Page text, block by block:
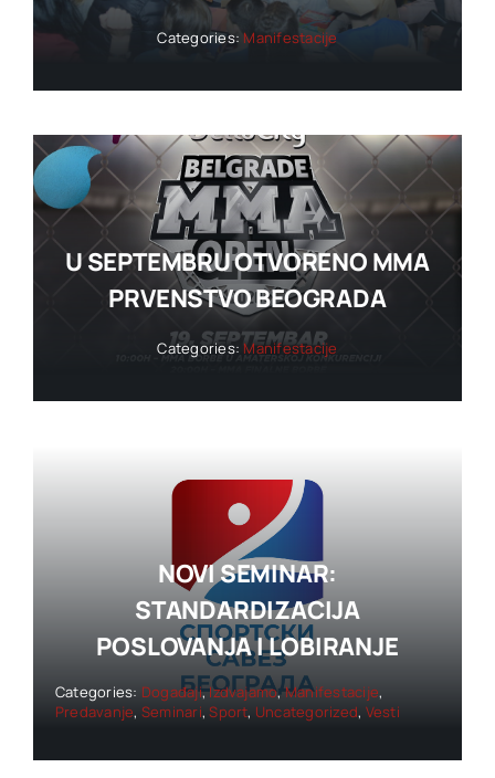
Categories:Manifestacije
U SEPTEMBRU OTVORENO MMA
PRVENSTVO BEOGRADA
Categories: Manifestacije
NOVI SEMINAR:
STANDARDIZACIJA
POSLOVANJA I LOBIRANJE
Categories: Događaji,Izdvajamo,Manifestacije,
Predavanje, Seminari,Sport, Uncategorized, Vesti